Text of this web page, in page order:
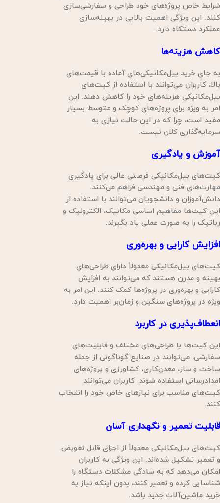
شرایط خاص پروژه‌های خود طراحی و سفارشی‌سازی
کنند. این ویژگی اهمیت بالایی در بهینه‌سازی
عملکرد دستگاه دارد.
کاهش هزینه‌ها
به جای خرید بیل‌مکانیکی‌های آماده با قیمت‌های
بالا، کاربران می‌توانند با استفاده از کیت‌های
بیل‌مکانیکی هزینه‌های خود را کاهش دهند. این
امر به ویژه برای پروژه‌های کوچک و متوسط بسیار
مفید است، چرا که در این حالت نیازی به
سرمایه‌گذاری کلان نیست.
آموزش و یادگیری
کیت‌های بیل‌مکانیکی فرصتی عالی برای یادگیری
مهارت‌های فنی و مهندسی فراهم می‌کنند.
دانش‌آموزان و دانشجویان می‌توانند با استفاده از
این کیت‌ها مفاهیم اساسی مکانیک، الکترونیک و
رباتیک را به صورت عملی یاد بگیرند.
افزایش کارایی و بهره‌وری
کیت‌های بیل‌مکانیکی معمولاً دارای طراحی‌های
بهینه و مدرن هستند که می‌توانند به افزایش
کارایی و بهره‌وری در پروژه‌ها کمک کنند. این امر به
ویژه در پروژه‌های سنگین و زمان‌بر اهمیت دارد.
انعطاف‌پذیری در کاربرد
این کیت‌ها با طراحی‌های مختلف و قابلیت‌های
سفارشی، می‌توانند در صنایع گوناگونی از جمله
ساخت و ساز، معدن‌کاری، کشاورزی و پروژه‌های
امدادرسانی استفاده شوند. کاربران می‌توانند
کیت‌های مناسب برای نیازهای خاص خود را انتخاب
کنند.
قابلیت تعمیر و نگهداری آسان
کیت‌های بیل‌مکانیکی معمولاً از اجزای قابل تعویض
و تعمیر تشکیل شده‌اند. این ویژگی به کاربران
امکان می‌دهد که به سادگی مشکلات دستگاه را
شناسایی کرده و تعمیر کنند، بدون اینکه نیاز به
خرید ماشین‌آلات جدید باشد.